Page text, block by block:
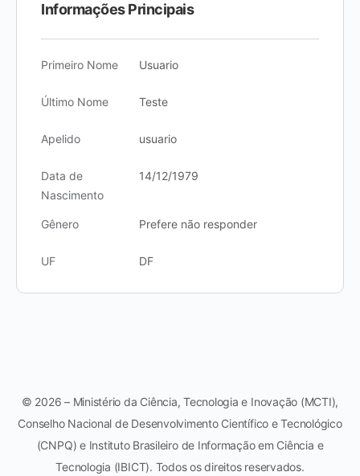
Informações Principais
Primeiro Nome Usuario
Último Nome Teste
Apelido usuario
Data de
Nascimento
14/12/1979
Gênero Prefere não responder
UF DF
© 2026 – Ministério da Ciência, Tecnologia e Inovação (MCTI),
Conselho Nacional de Desenvolvimento Científico e Tecnológico
(CNPQ) e Instituto Brasileiro de Informação em Ciência e
Tecnologia (IBICT). Todos os direitos reservados.